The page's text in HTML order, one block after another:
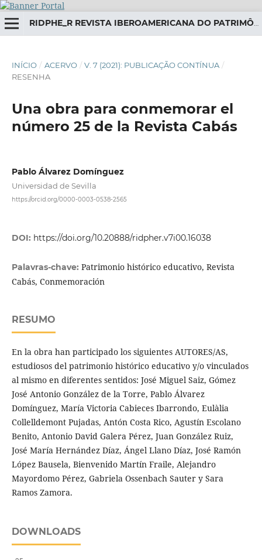
RIDPHE_R REVISTA IBEROAMERICANA DO PATRIMÔNIO HISTÓRICO-EDUCATIVO
INÍCIO / ACERVO / V. 7 (2021): PUBLICAÇÃO CONTÍNUA /
RESENHA
Una obra para conmemorar el
número 25 de la Revista Cabás
Pablo Álvarez Domínguez
Universidad de Sevilla
https://orcid.org/0000-0003-0538-2565
DOI: https://doi.org/10.20888/ridpher.v7i00.16038
Palavras-chave: Patrimonio histórico educativo, Revista
Cabás, Conmemoración
RESUMO
En la obra han participado los siguientes AUTORES/AS,
estudiosos del patrimonio histórico educativo y/o vinculados
al mismo en diferentes sentidos: José Miguel Saiz, Gómez
José Antonio González de la Torre, Pablo Álvarez
Domínguez, María Victoria Cabieces Ibarrondo, Eulàlia
Collelldemont Pujadas, Antón Costa Rico, Agustín Escolano
Benito, Antonio David Galera Pérez, Juan González Ruiz,
José María Hernández Díaz, Ángel Llano Díaz, José Ramón
López Bausela, Bienvenido Martín Fraile, Alejandro
Mayordomo Pérez, Gabriela Ossenbach Sauter y Sara
Ramos Zamora.
DOWNLOADS